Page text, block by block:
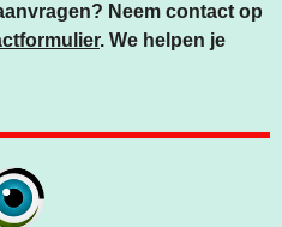
Neem contact op
. We helpen je